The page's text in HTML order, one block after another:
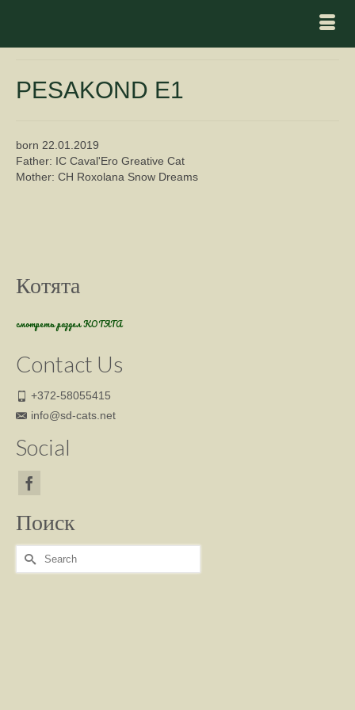
PESAKOND E1
born 22.01.2019
Father: IC Caval'Ero Greative Сat
Mother: CH Roxolana Snow Dreams
Котята
смотреть раздел КОТЯТА
Contact Us
+372-58055415
info@sd-cats.net
Social
Поиск
Search
for: